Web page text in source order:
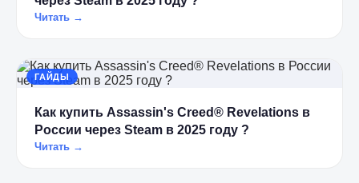
Читать →
ГАЙДЫ
Как купить Assassin's Creed® Revelations в
России через Steam в 2025 году ?
Читать →